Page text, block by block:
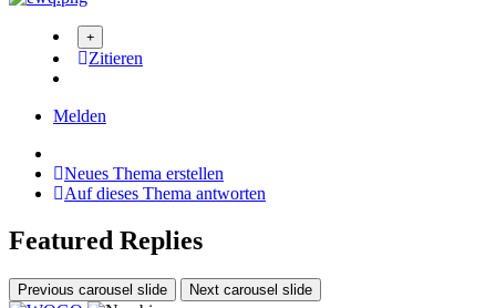
Zitieren
Melden
Neues Thema erstellen
Auf dieses Thema antworten
Featured Replies
Previous carousel slide Next carousel slide